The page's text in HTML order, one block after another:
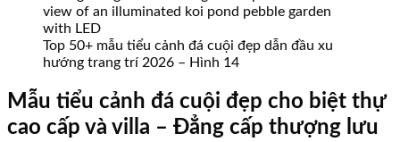
Top 50+ mẫu tiểu cảnh đá cuội đẹp dẫn đầu xu
hướng trang trí 2026 – Hình 14
Mẫu tiểu cảnh đá cuội đẹp cho biệt thự
cao cấp và villa – Đẳng cấp thượng lưu